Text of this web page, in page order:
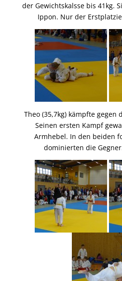
der Gewichtskalsse bis 41kg.
Ippon. Nur der
Theo (35,7kg) kämpfte gegen
Seinen ersten Kampf
Armhebel. In den beiden
dominierten die